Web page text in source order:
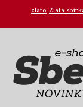
zlato Zlatá